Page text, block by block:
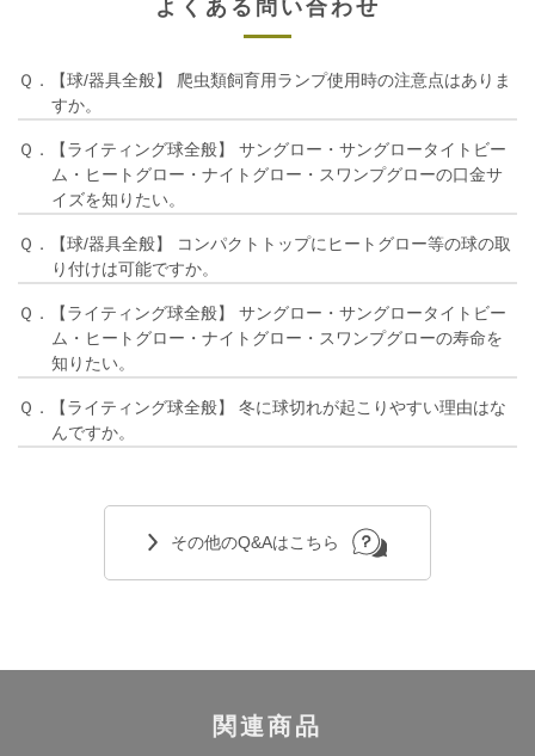
よくある問い合わせ
Ｑ．【球/器具全般】 爬虫類飼育用ランプ使用時の注意点はありま
すか。
Ｑ．【ライティング球全般】 サングロー・サングロータイトビー
ム・ヒートグロー・ナイトグロー・スワンプグローの口金サ
イズを知りたい。
Ｑ．【球/器具全般】 コンパクトトップにヒートグロー等の球の取
り付けは可能ですか。
Ｑ．【ライティング球全般】 サングロー・サングロータイトビー
ム・ヒートグロー・ナイトグロー・スワンプグローの寿命を
知りたい。
Ｑ．【ライティング球全般】 冬に球切れが起こりやすい理由はな
んですか。
その他のQ&Aはこちら
関連商品